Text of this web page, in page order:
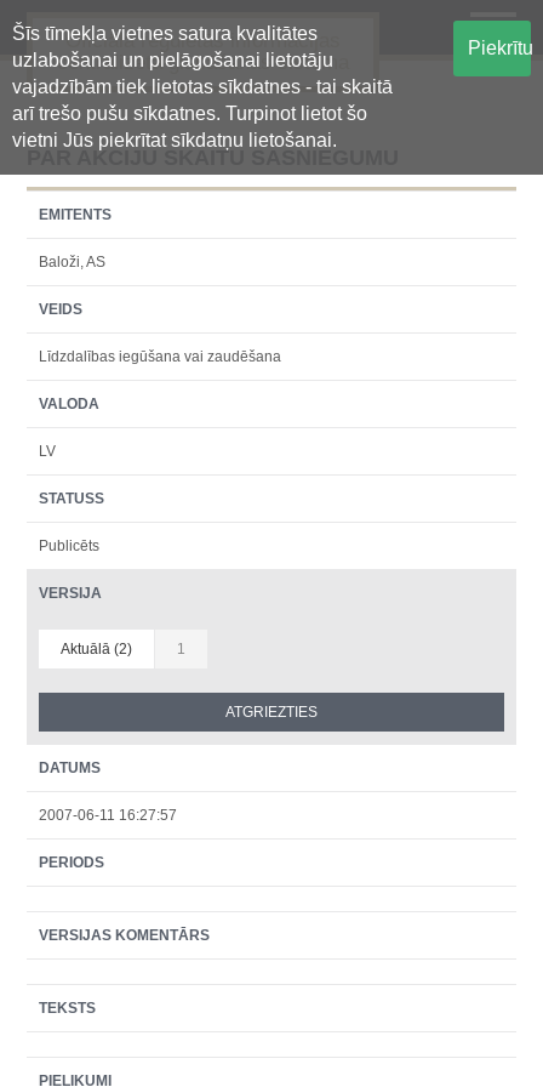
Šīs tīmekļa vietnes satura kvalitātes
uzlabošanai un pielāgošanai lietotāju
vajadzībām tiek lietotas sīkdatnes - tai skaitā
arī trešo pušu sīkdatnes. Turpinot lietot šo
vietni Jūs piekrītat sīkdatņu lietošanai.
Piekrītu
Oficiālā regulētās informācijas
centralizētā glabāšanas sistēma
PAR AKCIJU SKAITU SASNIEGUMU
EMITENTS
Baloži, AS
VEIDS
Līdzdalības iegūšana vai zaudēšana
VALODA
LV
STATUSS
Publicēts
VERSIJA
Aktuālā (2) 1
DATUMS
2007-06-11 16:27:57
PERIODS
VERSIJAS KOMENTĀRS
TEKSTS
PIELIKUMI